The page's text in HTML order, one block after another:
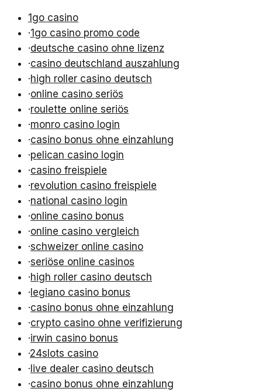
1go casino
·1go casino promo code
·deutsche casino ohne lizenz
·casino deutschland auszahlung
·high roller casino deutsch
·online casino seriös
·roulette online seriös
·monro casino login
·casino bonus ohne einzahlung
·pelican casino login
·casino freispiele
·revolution casino freispiele
·national casino login
·online casino bonus
·online casino vergleich
·schweizer online casino
·seriöse online casinos
·high roller casino deutsch
·legiano casino bonus
·casino bonus ohne einzahlung
·crypto casino ohne verifizierung
·irwin casino bonus
·24slots casino
·live dealer casino deutsch
·casino bonus ohne einzahlung